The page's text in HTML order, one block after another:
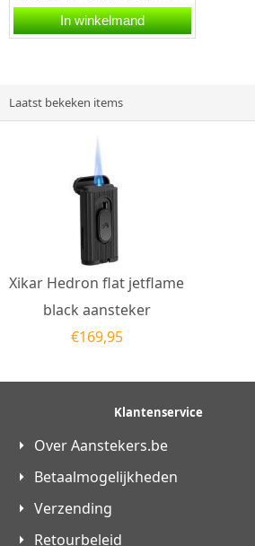
Stijlvolle luxe met
krachtige vlamDe Xikar
In winkelmand
Laatst bekeken items
Xikar Hedron flat jetflame
black aansteker
€169,95
Klantenservice
Over Aanstekers.be
Betaalmogelijkheden
Verzending
Retourbeleid